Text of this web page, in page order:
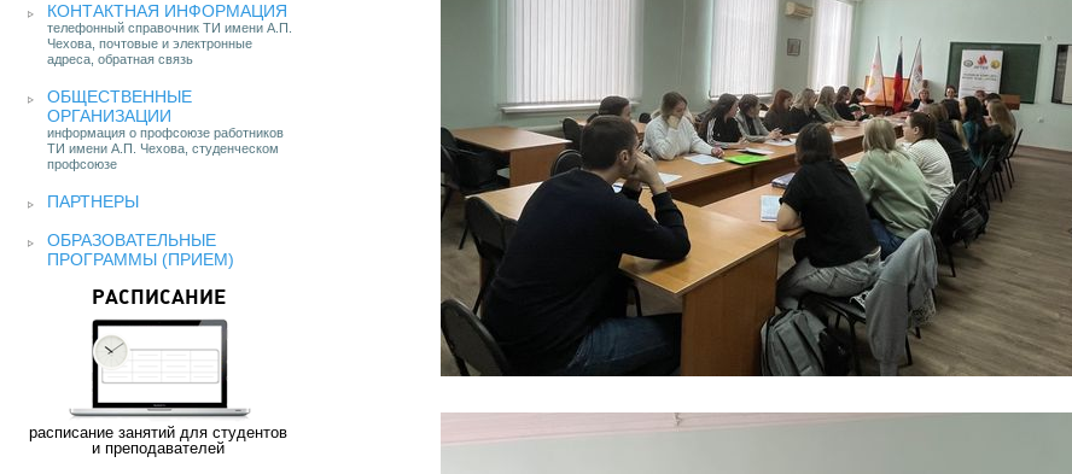
КОНТАКТНАЯ ИНФОРМАЦИЯ
телефонный справочник ТИ имени А.П.
Чехова, почтовые и электронные
адреса, обратная связь
ОБЩЕСТВЕННЫЕ
ОРГАНИЗАЦИИ
информация о профсоюзе работников
ТИ имени А.П. Чехова, студенческом
профсоюзе
ПАРТНЕРЫ
ОБРАЗОВАТЕЛЬНЫЕ
ПРОГРАММЫ (ПРИЕМ)
РАСПИСАНИЕ
расписание занятий для студентов
и преподавателей